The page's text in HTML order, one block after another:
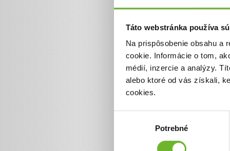
Táto webstránka používa
Na prispôsobenie obsahu a
cookie. Informácie o tom,
médií, inzercie a analýzy.
alebo ktoré od vás získali,
cookies.
Potrebné
obraciame každé jedno
jedna hospitalizácia je
pomohlo začať znovu jesť
Je ťažké písať tieto
Prosím, aby moje deti
pre ne bola čo najdlhšie.